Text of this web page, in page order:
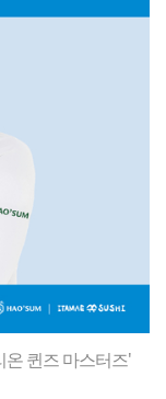
퀸즈 마스터즈'